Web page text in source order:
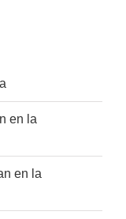
en la
en la